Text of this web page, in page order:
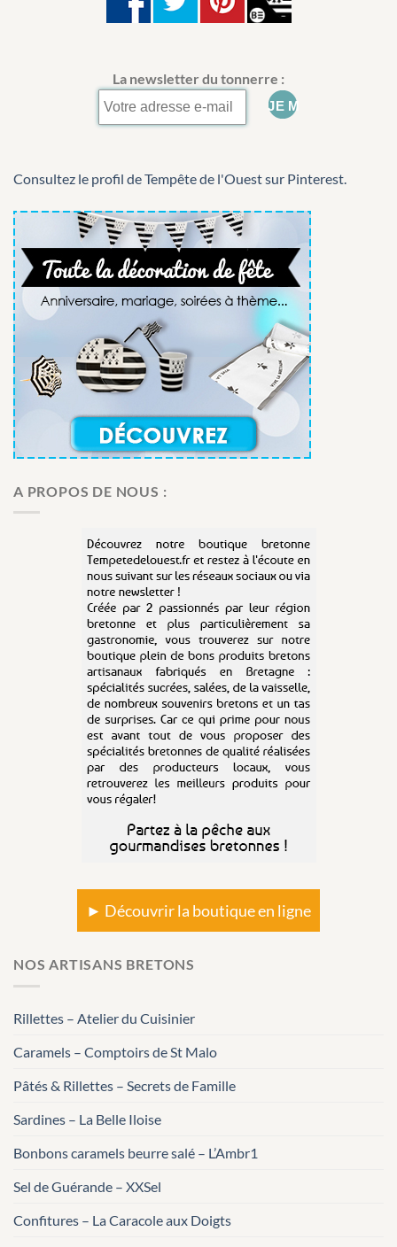
La newsletter du tonnerre :
Consultez le profil de Tempête de l'Ouest sur Pinterest.
A PROPOS DE NOUS :
► Découvrir la boutique en ligne
NOS ARTISANS BRETONS
Rillettes – Atelier du Cuisinier
Caramels – Comptoirs de St Malo
Pâtés & Rillettes – Secrets de Famille
Sardines – La Belle Iloise
Bonbons caramels beurre salé – L’Ambr1
Sel de Guérande – XXSel
Confitures – La Caracole aux Doigts